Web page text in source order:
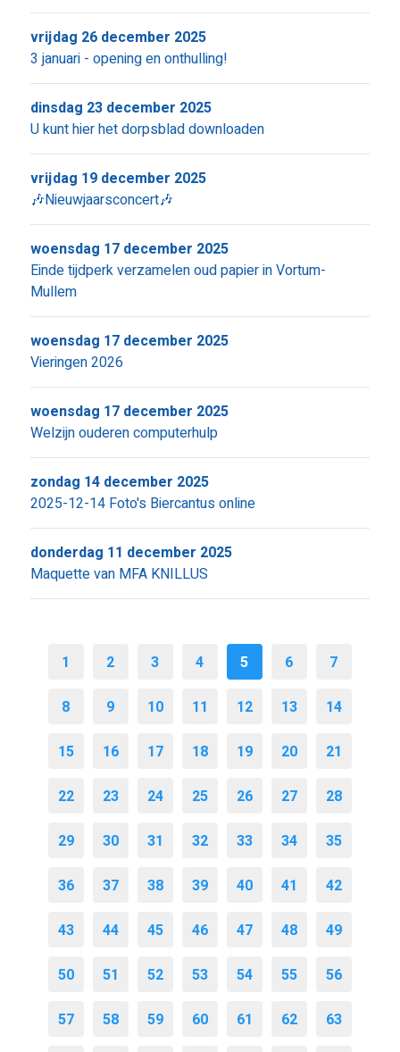
3 januari - opening en onthulling!
vrijdag 26 december 2025
U kunt hier het dorpsblad downloaden
dinsdag 23 december 2025
🎶Nieuwjaarsconcert🎶
vrijdag 19 december 2025
Einde tijdperk verzamelen oud papier in Vortum-
Mullem
woensdag 17 december 2025
Vieringen 2026
woensdag 17 december 2025
Welzijn ouderen computerhulp
woensdag 17 december 2025
2025-12-14 Foto's Biercantus online
zondag 14 december 2025
Maquette van MFA KNILLUS
donderdag 11 december 2025
1 2 3 4 5 6 7
8 9 10 11 12 13 14
15 16 17 18 19 20 21
22 23 24 25 26 27 28
29 30 31 32 33 34 35
36 37 38 39 40 41 42
43 44 45 46 47 48 49
50 51 52 53 54 55 56
57 58 59 60 61 62 63